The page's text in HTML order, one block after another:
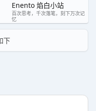
Enento 焰白小站
百次思考，千次落笔，刻下万次记
忆
下